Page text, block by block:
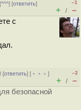
^^^] [ответить]
–1
+ / –
с
[ответить] [ ﹢﹢﹢]
–2
+ / –
безопасной